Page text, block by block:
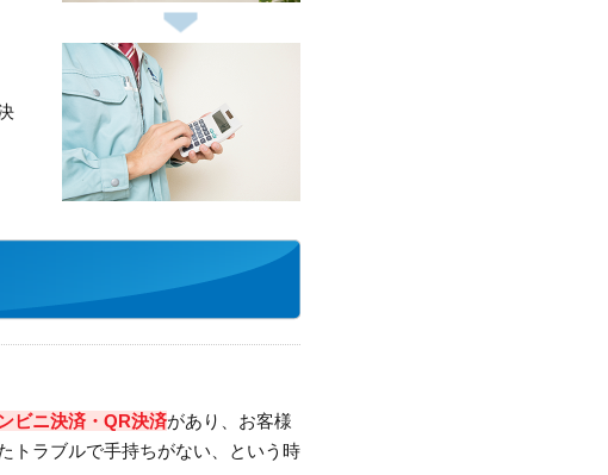
ビニ決済・QR決済があり、お客様
トラブルで手持ちがない、という時